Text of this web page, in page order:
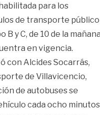
para los
de transporte público
y C, de 10 de la
en vigencia.
con Alcides Socarrás,
de Villavicencio,
de autobuses se
cada ocho